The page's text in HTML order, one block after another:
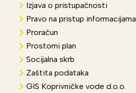
Izjava o pristupačnosti
Pravo na pristup informacijama
Proračun
Prostorni plan
Socijalna skrb
Zaštita podataka
GIS Koprivničke vode d.o.o.